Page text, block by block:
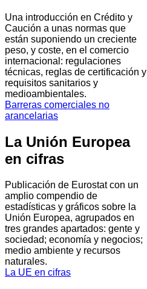
Una introducción en Crédito y
Caución a unas normas que
están suponiendo un creciente
peso, y coste, en el comercio
internacional: regulaciones
técnicas, reglas de certificación y
requisitos sanitarios y
medioambientales.
Barreras comerciales no
arancelarias
La Unión Europea
en cifras
Publicación de Eurostat con un
amplio compendio de
estadísticas y gráficos sobre la
Unión Europea, agrupados en
tres grandes apartados: gente y
sociedad; economía y negocios;
medio ambiente y recursos
naturales.
La UE en cifras